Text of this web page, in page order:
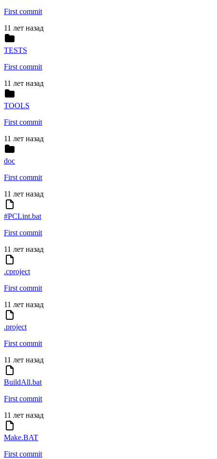
First commit
11 лет назад
TESTS
First commit
11 лет назад
TOOLS
First commit
11 лет назад
doc
First commit
11 лет назад
#PCLint.bat
First commit
11 лет назад
.cproject
First commit
11 лет назад
.project
First commit
11 лет назад
BuildAll.bat
First commit
11 лет назад
Make.BAT
First commit